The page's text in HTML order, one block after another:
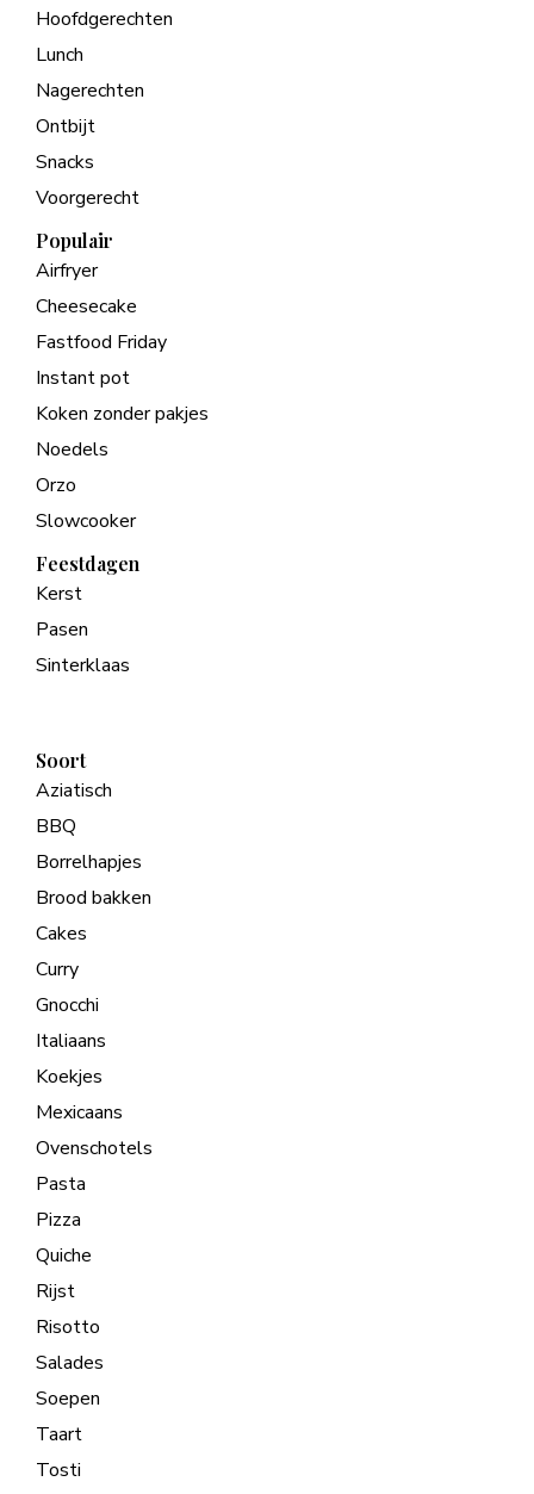
Hoofdgerechten
Lunch
Nagerechten
Ontbijt
Snacks
Voorgerecht
Populair
Airfryer
Cheesecake
Fastfood Friday
Instant pot
Koken zonder pakjes
Noedels
Orzo
Slowcooker
Feestdagen
Kerst
Pasen
Sinterklaas
Soort
Aziatisch
BBQ
Borrelhapjes
Brood bakken
Cakes
Curry
Gnocchi
Italiaans
Koekjes
Mexicaans
Ovenschotels
Pasta
Pizza
Quiche
Rijst
Risotto
Salades
Soepen
Taart
Tosti